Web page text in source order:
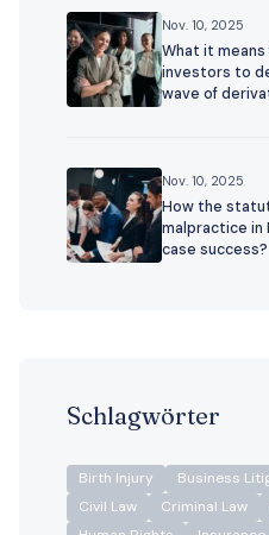
Nov. 10, 2025
What it
investors to
wave of
Nov. 10, 2025
How the
malpractice in
case success?
Schlagwörter
Birth Injury Business
Civil Law
Criminal Law